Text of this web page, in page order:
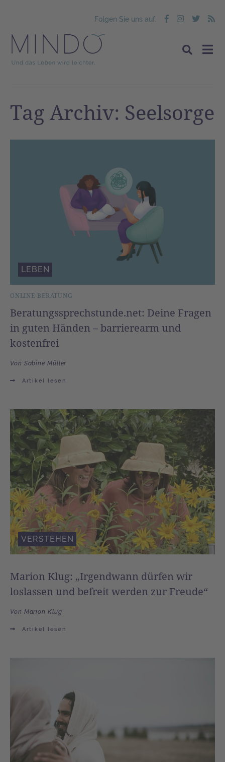
Folgen Sie uns auf:
Tag Archiv: Seelsorge
ONLINE-BERATUNG
Beratungssprechstunde.net: Deine Fragen
in guten Händen – barrierearm und
kostenfrei
Von Sabine Müller
Artikel lesen
LEBEN
Marion Klug: „Irgendwann dürfen wir
loslassen und befreit werden zur Freude“
Von Marion Klug
Artikel lesen
VERSTEHEN